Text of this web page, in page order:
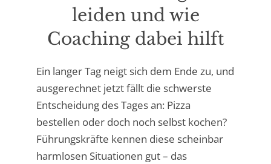
leiden und wie
Coaching dabei hilft
Ein langer Tag neigt sich dem Ende zu, und
ausgerechnet jetzt fällt die schwerste
Entscheidung des Tages an: Pizza
bestellen oder doch noch selbst kochen?
Führungskräfte kennen diese scheinbar
harmlosen Situationen gut – das